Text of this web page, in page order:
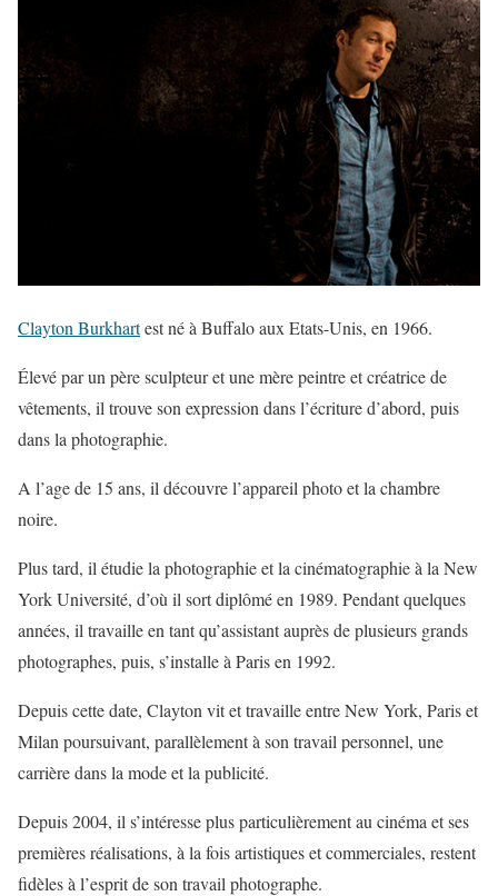
Clayton Burkhartest né à Buffalo aux Etats-Unis, en 1966.
Élevé par un père sculpteur et une mère peintre et créatrice de
vêtements, il trouve son expression dans l’écriture d’abord, puis
dans la photographie.
A l’age de 15 ans, il découvre l’appareil photo et la chambre
noire.
Plus tard, il étudie la photographie et la cinématographie à la New
York Université, d’où il sort diplômé en 1989. Pendant quelques
années, il travaille en tant qu’assistant auprès de plusieurs grands
photographes, puis, s’installe à Paris en 1992.
Depuis cette date, Clayton vit et travaille entre New York, Paris et
Milan poursuivant, parallèlement à son travail personnel, une
carrière dans la mode et la publicité.
Depuis 2004, il s’intéresse plus particulièrement au cinéma et ses
premières réalisations, à la fois artistiques et commerciales, restent
fidèles à l’esprit de son travail photographe.